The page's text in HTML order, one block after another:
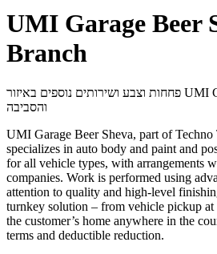
UMI Garage Beer
Branch
פחחות וצבע ושירותים נוספים באיזור UMI Garage Beer Sheva
והסביבה
UMI Garage Beer Sheva, part of Techno
specializes in auto body and paint and
for all vehicle types, with arrangements
companies. Work is performed using
attention to quality and high-level
turnkey solution – from vehicle pickup at
the customer’s home anywhere in the
terms and deductible reduction.